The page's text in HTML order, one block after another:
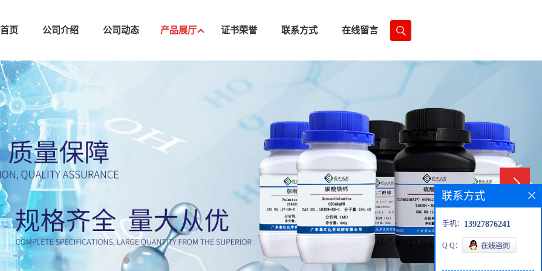
页 公司介绍 公司动态 产品展厅 证书荣誉 联系方式 在线留言
联系方式
手机： 13927876241
Q Q：